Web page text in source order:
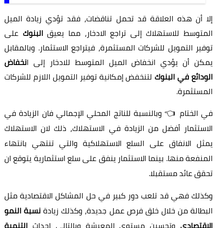
إلا أن هذه العلاقة قد تحمل تناقضات، فقد تؤدي زيادة الميل
المتوسط للاستهلاك إلى تراجع الادخار، مما يعيقالبنوك على
توفير التمويل للشركات المستثمرة، فيتراجع الاستثمار. وبالمقابل
يمكن أن يؤدي انخفاض الميل المتوسط للادخار إلى انخفاض
الودائع في البنوكلتنخفض إمكانية توفير التمويل اللازم للشركات
المستثمرة.
في الختام 👈وبالنسبة للناتج المحلي الإجمالي فان الزيادة في
الاستثمار أفضل من الزيادة في الاستهلاك، ذلك لان الاستهلاك
يمثل الانفاق على السلع الاستهلاكية والتي تنتهي بانتهاء
المنفعة منها. بينما الاستثمار ينفق على سلع استثمارية يتوقع ان
تحقق عائد مستقبلا.
وكذلك فهي قد تلعب دور كبير في حل المشاكل الاقتصادية مثل
البطالة من خلال خلق فرص عمل جديدة، وكذلك زيادةنسبة النمو